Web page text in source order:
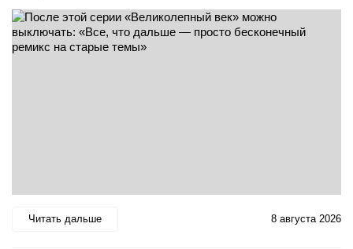
Читать дальше 8 августа 2026